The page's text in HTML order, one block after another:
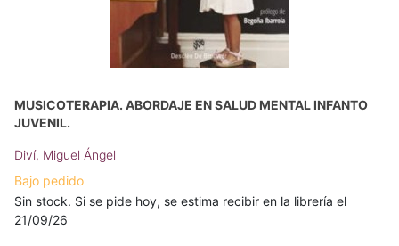
MUSICOTERAPIA. ABORDAJE EN SALUD MENTAL INFANTO
JUVENIL.
Diví, Miguel Ángel
Bajo pedido
Sin stock. Si se pide hoy, se estima recibir en la librería el
21/09/26